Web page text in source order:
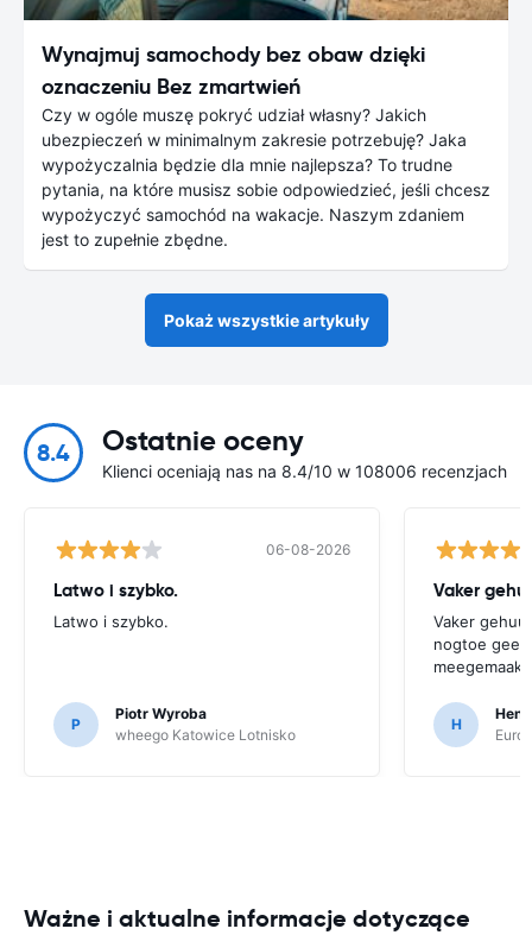
Wynajmuj samochody bez obaw dzięki
oznaczeniu Bez zmartwień
Czy w ogóle muszę pokryć udział własny? Jakich
ubezpieczeń w minimalnym zakresie potrzebuję? Jaka
wypożyczalnia będzie dla mnie najlepsza? To trudne
pytania, na które musisz sobie odpowiedzieć, jeśli chcesz
wypożyczyć samochód na wakacje. Naszym zdaniem
jest to zupełnie zbędne.
Pokaż wszystkie artykuły
8.4 Ostatnie oceny
Klienci oceniają nas na 8.4/10 w 108006 recenzjach
06-08-2026
Latwo i szybko.
Latwo i szybko.
P
Piotr Wyroba
wheego Katowice Lotnisko
Vaker
Vaker
nogtoe
meegemaakt.
H
Ważne i aktualne informacje dotyczące